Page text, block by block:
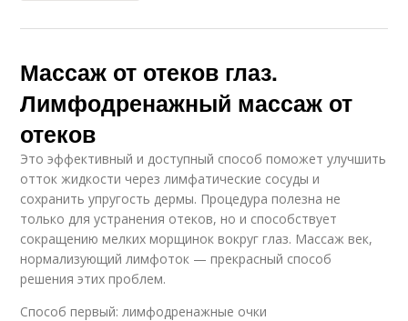
Массаж от отеков глаз.
Лимфодренажный массаж от
отеков
Это эффективный и доступный способ поможет улучшить
отток жидкости через лимфатические сосуды и
сохранить упругость дермы. Процедура полезна не
только для устранения отеков, но и способствует
сокращению мелких морщинок вокруг глаз. Массаж век,
нормализующий лимфоток — прекрасный способ
решения этих проблем.
Способ первый: лимфодренажные очки